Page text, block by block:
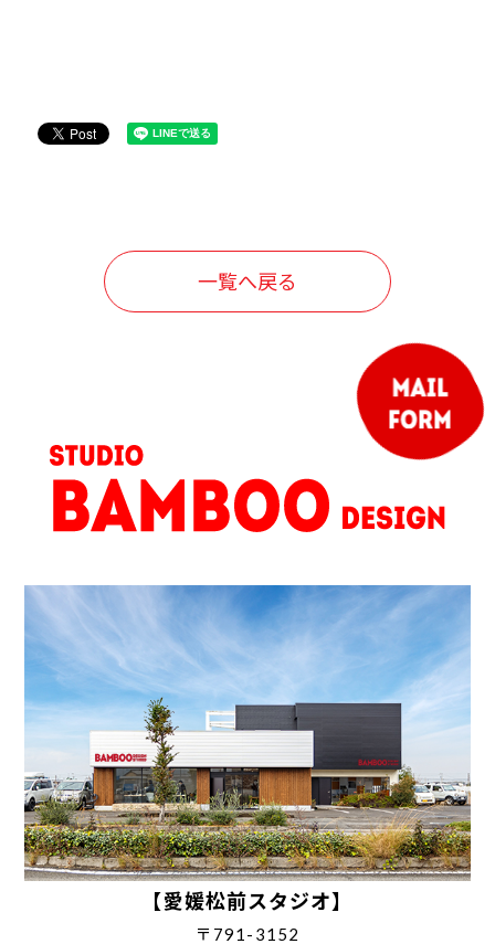
一覧へ戻る
【愛媛松前スタジオ】
〒791-3152